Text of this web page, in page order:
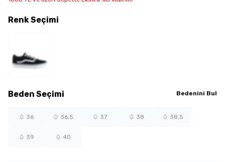
Beden Seçimi Bedenini Bul
36 36,5 37 38 38,5
39 40
RenkSeçimi